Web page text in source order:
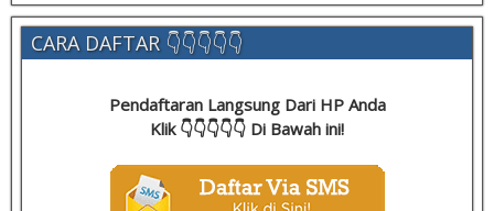
CARA DAFTAR 👇👇👇👇👇
Pendaftaran Langsung Dari HP Anda
Klik 👇👇👇👇👇 Di Bawah ini!